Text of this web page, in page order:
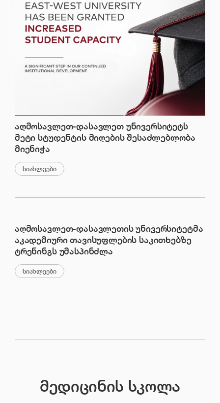
აღმოსავლეთ-დასავლეთ უნივერსიტეტს
მეტი სტუდენტის მიღების შესაძლებლობა
მიენიჭა
სიახლეები
აღმოსავლეთ-დასავლეთის უნივერსიტეტმა
აკადემიური თავისუფლების საკითხებზე
ტრენინგს უმასპინძლა
სიახლეები
მედიცინის სკოლა